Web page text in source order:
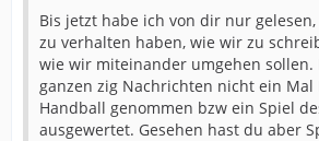
Bis jetzt habe ich von dir nur
zu verhalten haben, wie wir zu
wie wir miteinander umgehen sollen.
ganzen zig Nachrichten nicht ein Mal
Handball genommen bzw ein Spiel
ausgewertet. Gesehen hast du aber